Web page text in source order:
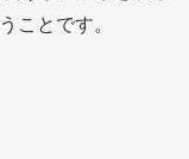
ことです。